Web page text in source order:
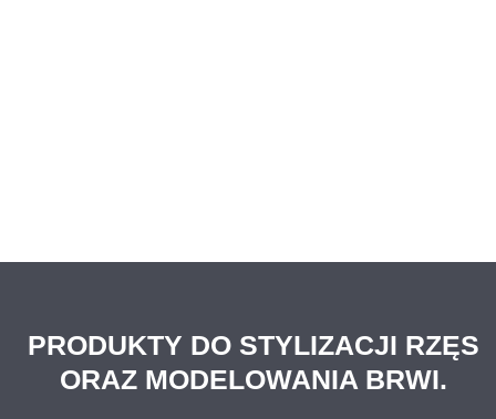
PRODUKTY DO STYLIZACJI RZĘS
ORAZ MODELOWANIA BRWI.